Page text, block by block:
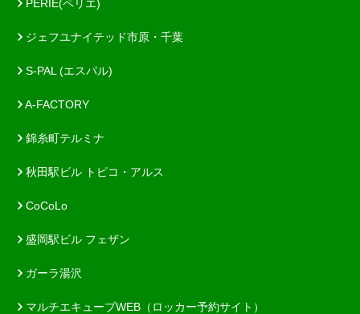
PERIE(ペリエ)
ジェフユナイテッド市原・千葉
S-PAL (エスパル)
A-FACTORY
錦糸町テルミナ
秋田駅ビル トピコ・アルス
CoCoLo
盛岡駅ビル フェザン
ガーラ湯沢
マルチエキューブWEB（ロッカー予約サイト）